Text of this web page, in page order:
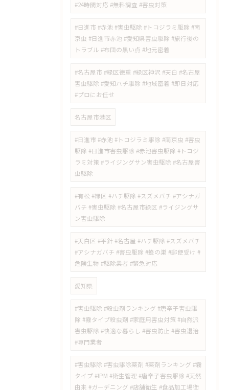
#24時間対応 #無料調査 #害虫対策
​#日進市 #赤池 #害虫駆除 #トコジラミ駆除 #南
京虫 #日進市赤池 #愛知県害虫駆除 #旅行後の
トラブル #布団の黒い点 #地元密着
#名古屋市 #緑区徳重 #緑区神沢 #天白 #名古屋
害虫駆除 #愛知ハチ駆除 #地域密着 #即日対応
#プロにお任せ
名古屋市港区
#日進市 #赤池 #トコジラミ駆除 #南京虫 #害虫
駆除 #日進市害虫駆除 #赤池害虫駆除 #トコジ
ラミ対策 #ライジングサン害虫駆除 #名古屋害
虫駆除
#有松 #緑区 #ハチ駆除 #スズメバチ #アシナガ
バチ #害虫駆除 #名古屋市緑区 #ライジングサ
ン害虫駆除
#天白区 #平針 #名古屋 #ハチ駆除 #スズメバチ
#アシナガバチ #害虫駆除 #蜂の巣 #郵便受け #
危険生物 #駆除業者 #緊急対応
愛知県
#害虫駆除 #殺虫剤ランキング #唐辛子害虫駆
除 #霧タイプ殺虫剤 #家庭用害虫対策 #自然派
害虫駆除 #快適な暮らし #害虫防止 #害虫退治
#専門業者
#害虫駆除 #害虫駆除薬剤 #薬剤ランキング #霧
タイプ #IPM #衛生管理 #唐辛子害虫駆除 #天然
由来 #ガーデニング #店舗衛生 #食品加工場衛